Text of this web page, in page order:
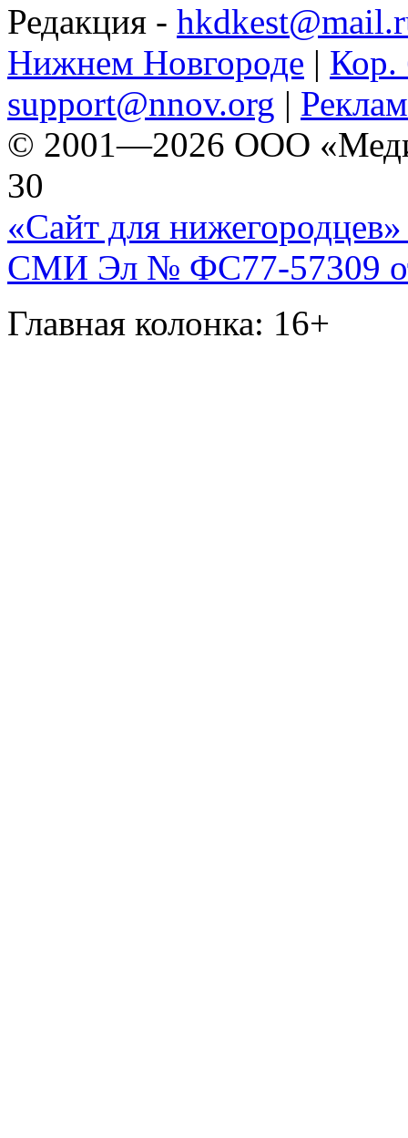
Редакция -
Нижнем Новгороде | Кор.
support@nnov.org |
© 2001—2026 ООО
30
«Сайт для нижегородцев»
СМИ Эл № ФС77-57309
Главная колонка: 16+